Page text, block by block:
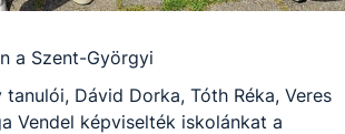
a Szent-Györgyi
tanulói, Dávid Dorka, Tóth Réka, Veres
Vendel képviselték iskolánkat a